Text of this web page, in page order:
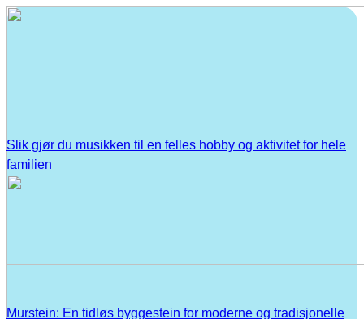
Slik gjør du musikken til en felles hobby og aktivitet for hele
familien
Murstein: En tidløs byggestein for moderne og tradisjonelle